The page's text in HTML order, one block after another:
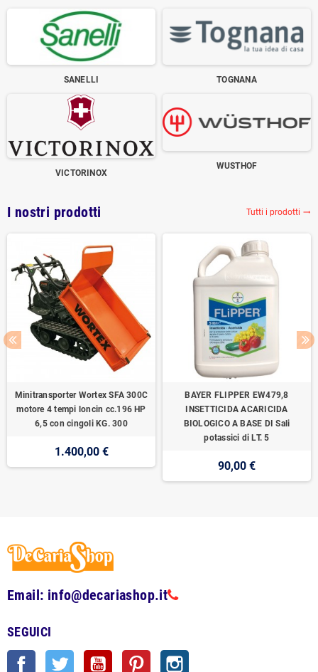
SANELLI TOGNANA
VICTORINOX
WUSTHOF
I nostri prodotti Tutti i prodotti trending_flat
Minitransporter Wortex SFA 300C
motore 4 tempi loncin cc.196 HP
6,5 con cingoli KG. 300
1.400,00 €
BAYER FLIPPER EW479,8
INSETTICIDA ACARICIDA
BIOLOGICO A BASE DI Sali
potassici di LT. 5
90,00 €
Email: info@decariashop.it
SEGUICI
Facebook Twitter YouTube Pinterest